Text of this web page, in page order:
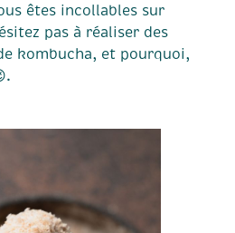
êtes incollables sur
pas à réaliser des
kombucha, et pourquoi,